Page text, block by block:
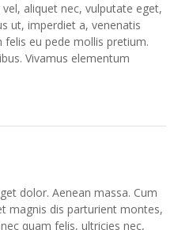
aliquet nec, vulputate eget,
ut, imperdiet a, venenatis
eu pede mollis pretium.
Vivamus elementum
dolor. Aenean massa. Cum
magnis dis parturient montes,
quam felis, ultricies nec,